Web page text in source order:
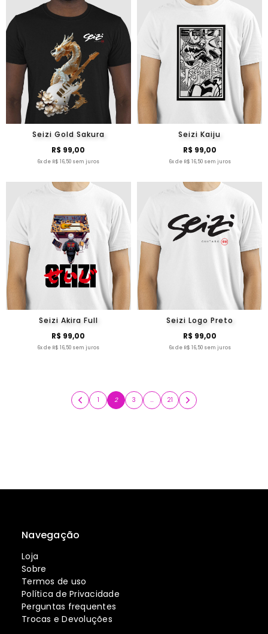
Seizi Gold Sakura
R$ 99,00
6x de R$ 16,50 sem juros
Seizi Kaiju
R$ 99,00
6x de R$ 16,50 sem juros
Seizi Akira Full
R$ 99,00
6x de R$ 16,50 sem juros
Seizi Logo Preto
R$ 99,00
6x de R$ 16,50 sem juros
1 2 3 … 21
Navegação
Loja
Sobre
Termos de uso
Política de Privacidade
Perguntas frequentes
Trocas e Devoluções